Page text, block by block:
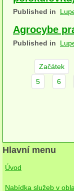
Perithecia stromatická
Perithecia
bílá hniloba
hnědá hniloba
Published in
Agrocybe
Published in
Začátek
5
6
Hlavní menu
Úvod
Nabídka služeb v